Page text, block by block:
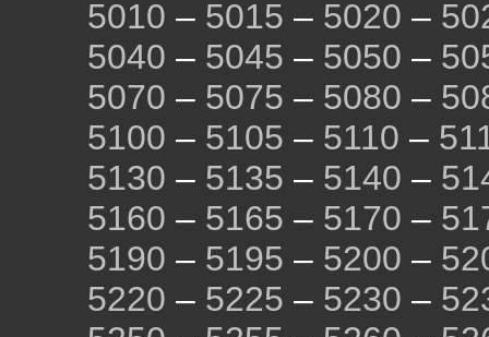
5010 – 5015 – 5020 –
5040 – 5045 – 5050 –
5070 – 5075 – 5080 –
5100 – 5105 – 5110 –
5130 – 5135 – 5140 –
5160 – 5165 – 5170 –
5190 – 5195 – 5200 –
5220 – 5225 – 5230 –